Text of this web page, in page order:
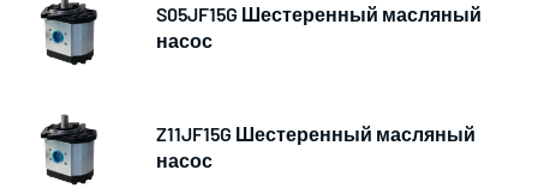
S05JF15G Шестеренный масляный
насос
Z11JF15G Шестеренный масляный
насос